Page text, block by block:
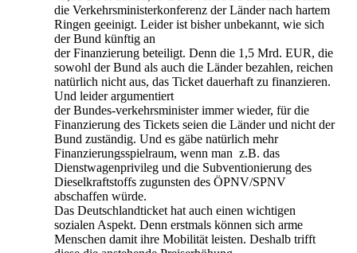
die Verkehrsministerkonferenz der Länder nach hartem
Ringen geeinigt. Leider ist bisher unbekannt, wie sich
der Bund künftig an
der Finanzierung beteiligt. Denn die 1,5 Mrd. EUR, die
sowohl der Bund als auch die Länder bezahlen, reichen
natürlich nicht aus, das Ticket dauerhaft zu finanzieren.
Und leider argumentiert
der Bundes-verkehrsminister immer wieder, für die
Finanzierung des Tickets seien die Länder und nicht der
Bund zuständig. Und es gäbe natürlich mehr
Finanzierungsspielraum, wenn man z.B. das
Dienstwagenprivileg und die Subventionierung des
Dieselkraftstoffs zugunsten des ÖPNV/SPNV
abschaffen würde.
Das Deutschlandticket hat auch einen wichtigen
sozialen Aspekt. Denn erstmals können sich arme
Menschen damit ihre Mobilität leisten. Deshalb trifft